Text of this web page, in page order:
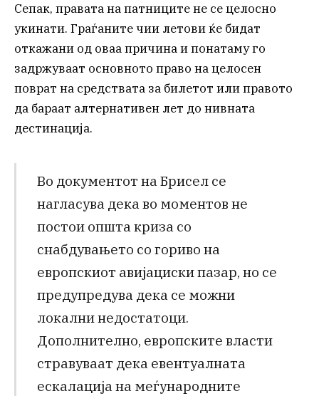
Сепак, правата на патниците не се целосно
укинати. Граѓаните чии летови ќе бидат
откажани од оваа причина и понатаму го
задржуваат основното право на целосен
поврат на средствата за билетот или правото
да бараат алтернативен лет до нивната
дестинација.
Во документот на Брисел се
нагласува дека во моментов не
постои општа криза со
снабдувањето со гориво на
европскиот авијациски пазар, но се
предупредува дека се можни
локални недостатоци.
Дополнително, европските власти
стравуваат дека евентуалната
ескалација на меѓународните